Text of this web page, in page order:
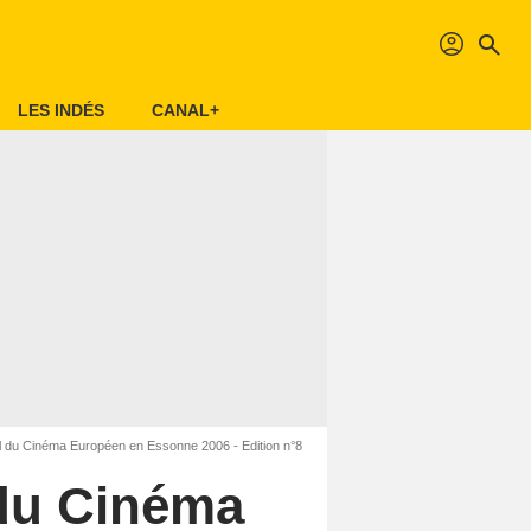
profil search
LES INDÉS CANAL+
Cinéma Européen en Essonne 2006 - Edition n°8
Cinéma